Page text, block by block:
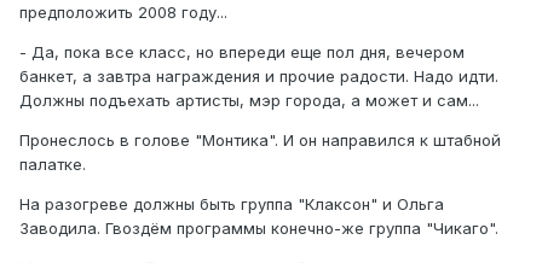
предположить 2008 году...
- Да, пока все класс, но впереди еще пол дня, вечером
банкет, а завтра награждения и прочие радости. Надо идти.
Должны подъехать артисты, мэр города, а может и сам...
Пронеслось в голове "Монтика". И он направился к штабной
палатке.
На разогреве должны быть группа "Клаксон" и Ольга
Заводила. Гвоздём программы конечно-же группа "Чикаго".